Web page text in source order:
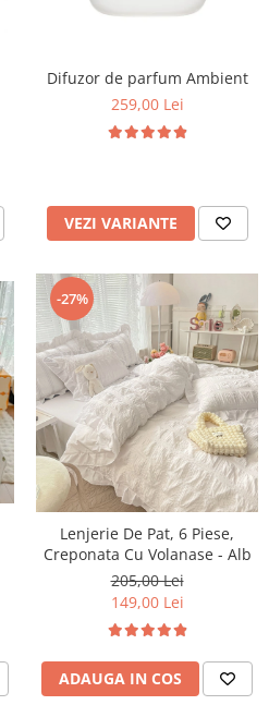
Difuzor de parfum Ambient
259,00 Lei
VEZI VARIANTE
-27%
Lenjerie De Pat, 6 Piese,
Creponata Cu Volanase - Alb
205,00 Lei
149,00 Lei
ADAUGA IN COS